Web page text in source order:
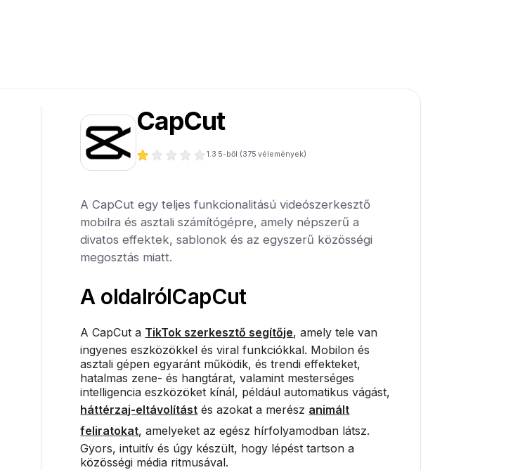
CapCut
1.3 5-ből (375 vélemények)
A CapCut egy teljes funkcionalitású videószerkesztő
mobilra és asztali számítógépre, amely népszerű a
divatos effektek, sablonok és az egyszerű közösségi
megosztás miatt.
A oldalrólCapCut
A CapCut a TikTok szerkesztő segítője, amely tele van
ingyenes eszközökkel és viral funkciókkal. Mobilon és
asztali gépen egyaránt működik, és trendi effekteket,
hatalmas zene- és hangtárat, valamint mesterséges
intelligencia eszközöket kínál, például automatikus vágást,
háttérzaj-eltávolítást és azokat a merész animált
feliratokat, amelyeket az egész hírfolyamodban látsz.
Gyors, intuitív és úgy készült, hogy lépést tartson a
közösségi média ritmusával.